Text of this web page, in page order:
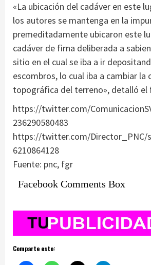
«La ubicación del cadáver en este
los autores se mantenga en la
premeditadamente ubicaron este
cadáver de firna deliberada a
sitio en el cual se iba a ir
escombros, lo cual iba a cambiar la
topográfica del terreno», detalló el
https://twitter.com/
236290580483
https://twitter.com/Director_PNC/
6210864128
Fuente: pnc, fgr
Facebook Comments Box
Comparte esto: